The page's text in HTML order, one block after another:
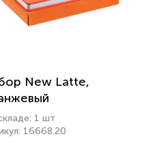
New Latte,
1 шт
16668.20